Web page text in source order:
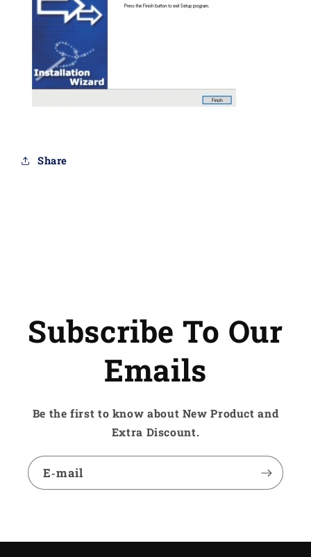
Share
Subscribe To Our
Emails
Be the first to know about New Product and
Extra Discount.
E‑mail